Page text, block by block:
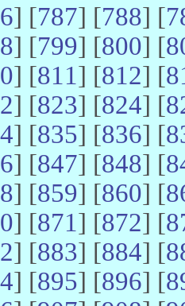
] [787] [788] [
] [799] [800] [
] [811] [812] [
] [823] [824] [
] [835] [836] [
] [847] [848] [
] [859] [860] [
] [871] [872] [
] [883] [884] [
] [895] [896] [